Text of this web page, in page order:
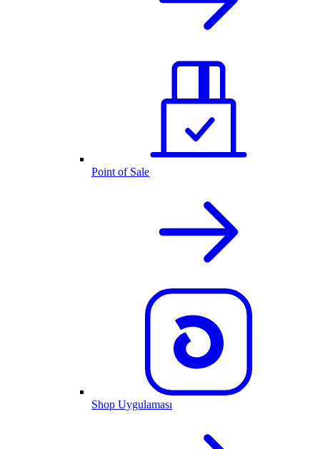
Point of Sale
Shop Uygulaması